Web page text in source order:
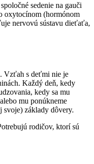
sedenie na gauči
oxytocínom (hormónom
nervovú sústavu dieťaťa,
Vzťah s deťmi nie je
Každý deň, kedy
kedy sa mu
mu ponúkneme
svoje) základy dôvery.
rodičov, ktorí sú